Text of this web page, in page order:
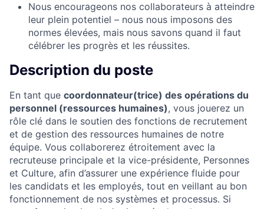
Nous encourageons nos collaborateurs à atteindre
leur plein potentiel – nous nous imposons des
normes élevées, mais nous savons quand il faut
célébrer les progrès et les réussites.
Description du poste
En tant que coordonnateur(trice) des opérations du
personnel (ressources humaines), vous jouerez un
rôle clé dans le soutien des fonctions de recrutement
et de gestion des ressources humaines de notre
équipe. Vous collaborerez étroitement avec la
recruteuse principale et la vice-présidente, Personnes
et Culture, afin d’assurer une expérience fluide pour
les candidats et les employés, tout en veillant au bon
fonctionnement de nos systèmes et processus. Si